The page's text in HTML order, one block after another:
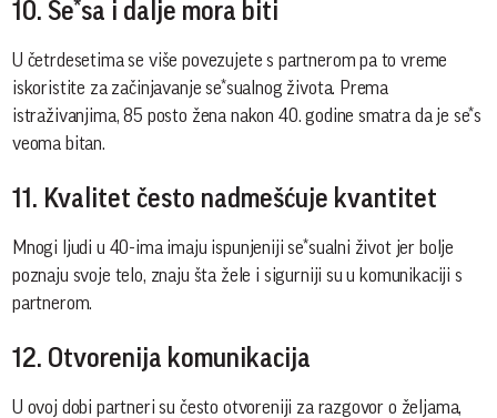
10. Se*sa i dalje mora biti
U četrdesetima se više povezujete s partnerom pa to vreme
iskoristite za začinjavanje se*sualnog života. Prema
istraživanjima, 85 posto žena nakon 40. godine smatra da je se*s
veoma bitan.
11. Kvalitet često nadmešćuje kvantitet
Mnogi ljudi u 40-ima imaju ispunjeniji se*sualni život jer bolje
poznaju svoje telo, znaju šta žele i sigurniji su u komunikaciji s
partnerom.
12. Otvorenija komunikacija
U ovoj dobi partneri su često otvoreniji za razgovor o željama,